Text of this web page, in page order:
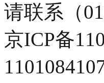
请联系（
京ICP备